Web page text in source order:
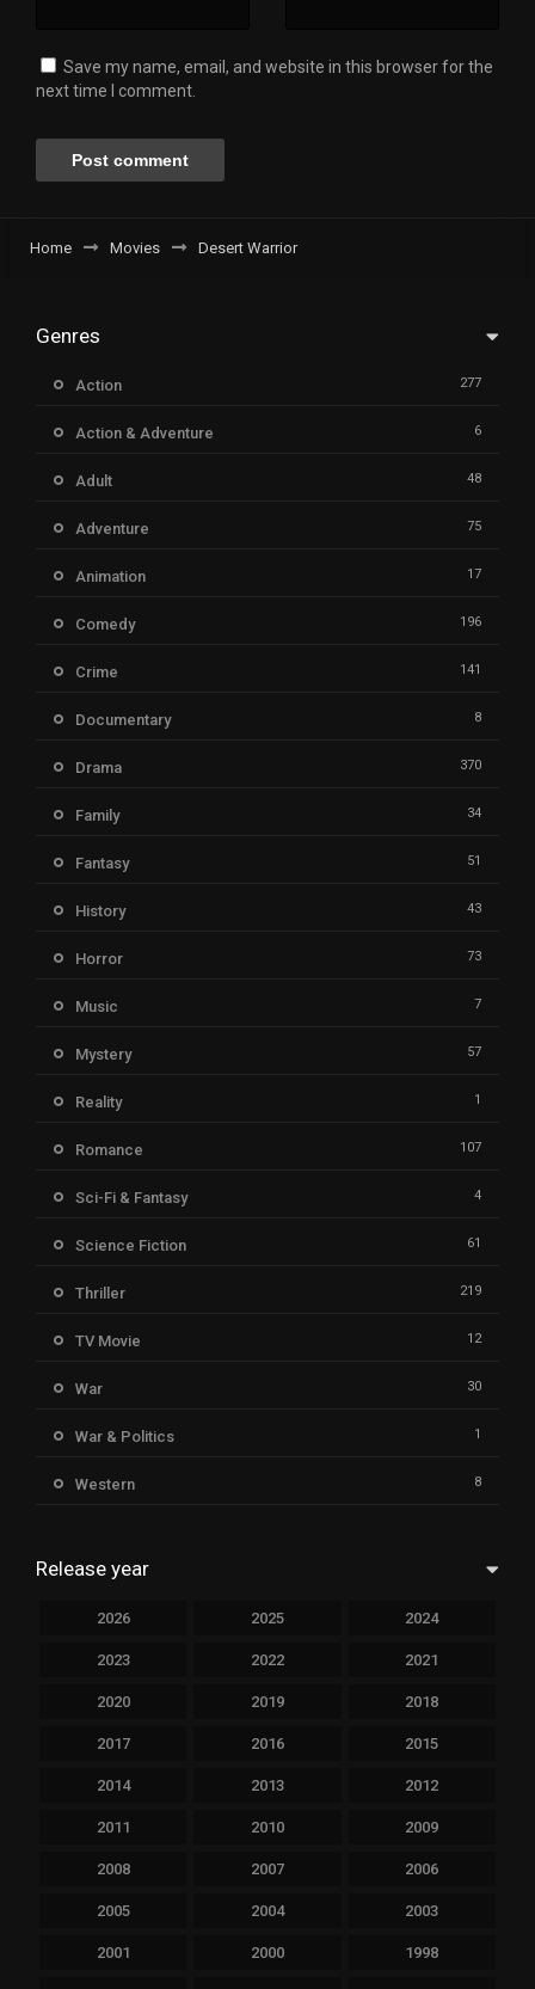
Save my name, email, and website in this browser for the
next time I comment.
Home Movies Desert Warrior
Genres
Action 277
Action & Adventure 6
Adult 48
Adventure 75
Animation 17
Comedy 196
Crime 141
Documentary 8
Drama 370
Family 34
Fantasy 51
History 43
Horror 73
Music 7
Mystery 57
Reality 1
Romance 107
Sci-Fi & Fantasy 4
Science Fiction 61
Thriller 219
TV Movie 12
War 30
War & Politics 1
Western 8
Release year
2026 2025 2024
2023 2022 2021
2020 2019 2018
2017 2016 2015
2014 2013 2012
2011 2010 2009
2008 2007 2006
2005 2004 2003
2001 2000 1998